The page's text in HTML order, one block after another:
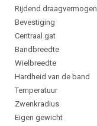
Rijdend draagvermogen
Bevestiging
Centraal gat
Bandbreedte
Wielbreedte
Hardheid van de band
Temperatuur
Zwenkradius
Eigen gewicht